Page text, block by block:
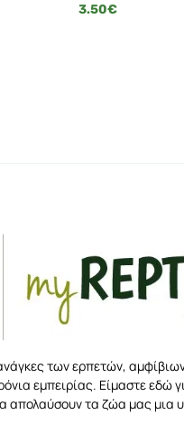
3.50€
των ερπετών,
εμπειρίας. Είμαστε εδώ
απολαύσουν τα ζώα μας μια